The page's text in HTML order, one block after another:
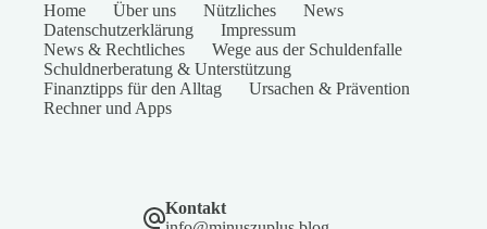
Home Über uns Nützliches
News
Datenschutzerklärung
Impressum
News & Rechtliches
Wege aus der Schuldenfalle
Schuldnerberatung & Unterstützung
Finanztipps für den Alltag
Ursachen & Prävention
Rechner und Apps
Kontakt